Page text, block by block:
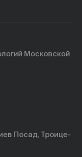
Московской
Посад, Троице-